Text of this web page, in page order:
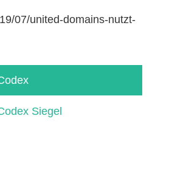
07/united-domains-nutzt-